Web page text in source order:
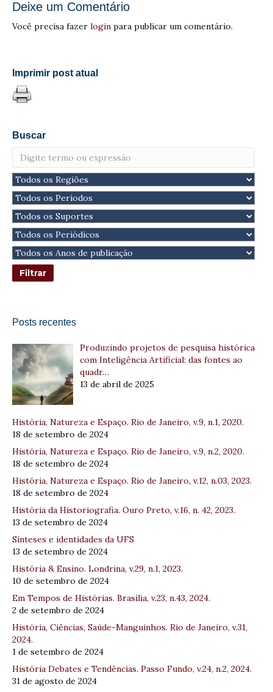
Deixe um Comentário
Você precisa fazer login para publicar um comentário.
Imprimir post atual
Buscar
Posts recentes
Produzindo projetos de pesquisa histórica
com Inteligência Artificial: das fontes ao
quadr…
13 de abril de 2025
História, Natureza e Espaço. Rio de Janeiro, v.9, n.1, 2020.
18 de setembro de 2024
História, Natureza e Espaço. Rio de Janeiro, v.9, n.2, 2020.
18 de setembro de 2024
História, Natureza e Espaço. Rio de Janeiro, v.12, n.03, 2023.
18 de setembro de 2024
História da Historiografia. Ouro Preto, v.16, n. 42, 2023.
13 de setembro de 2024
Sínteses e identidades da UFS
13 de setembro de 2024
História & Ensino. Londrina, v.29, n.1, 2023.
10 de setembro de 2024
Em Tempos de Histórias. Brasília, v.23, n.43, 2024.
2 de setembro de 2024
História, Ciências, Saúde-Manguinhos. Rio de Janeiro, v.31,
2024.
1 de setembro de 2024
História Debates e Tendências. Passo Fundo, v.24, n.2, 2024.
31 de agosto de 2024